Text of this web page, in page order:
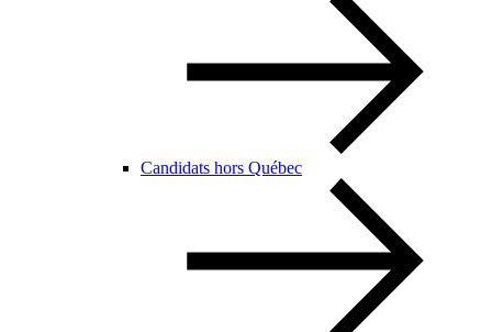
Candidats hors Québec